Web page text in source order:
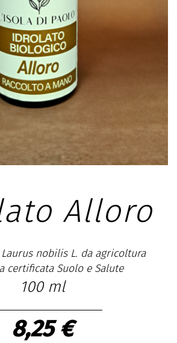
Alloro
nobilis L. da agricoltura
certificata Suolo e Salute
100 ml
8,25 €